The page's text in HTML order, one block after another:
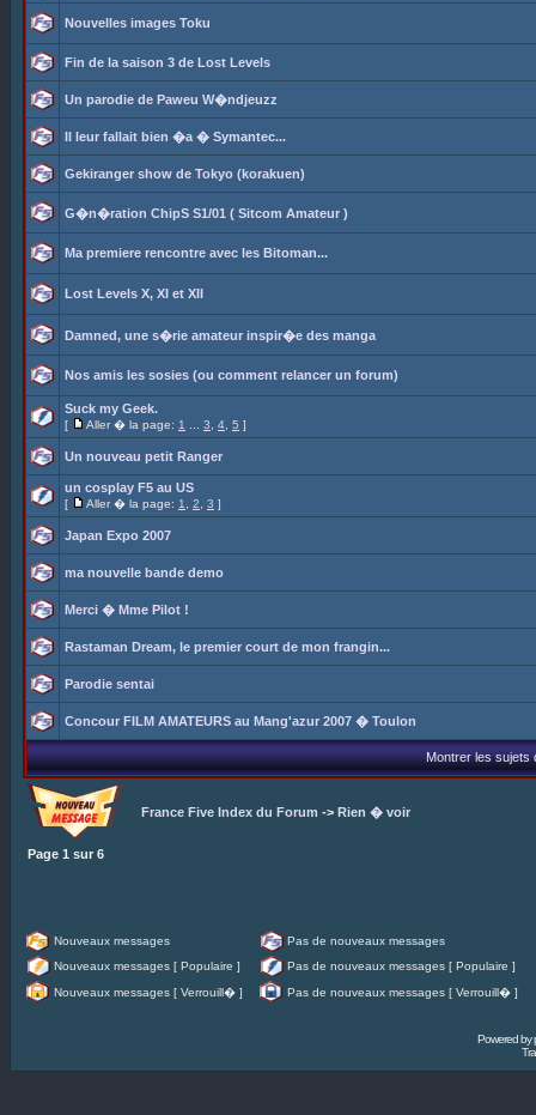
Nouvelles images Toku
Fin de la saison 3 de Lost Levels
Un parodie de Paweu W�ndjeuzz
Il leur fallait bien �a � Symantec...
Gekiranger show de Tokyo (korakuen)
G�n�ration ChipS S1/01 ( Sitcom Amateur )
Ma premiere rencontre avec les Bitoman...
Lost Levels X, XI et XII
Damned, une s�rie amateur inspir�e des manga
Nos amis les sosies (ou comment relancer un forum)
Suck my Geek.
[ Aller � la page: 1 3 4 5 ]
Un nouveau petit Ranger
un cosplay F5 au US
[ Aller � la page: 1 2 3 ]
Japan Expo 2007
ma nouvelle bande demo
Merci � Mme Pilot !
Rastaman Dream, le premier court de mon frangin...
Parodie sentai
Concour FILM AMATEURS au Mang'azur 2007 � Toulon
Montrer les sujets
France Five Index du Forum -> Rien � voir
Page 1 sur 6
Nouveaux messages
Pas de nouveaux messages
Nouveaux messages [ Populaire ]
Pas de nouveaux messages [ Populaire ]
Nouveaux messages [ Verrouill� ]
Pas de nouveaux messages [ Verrouill� ]
Powered by